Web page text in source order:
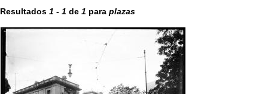
Resultados 1 - 1 de 1 para plazas